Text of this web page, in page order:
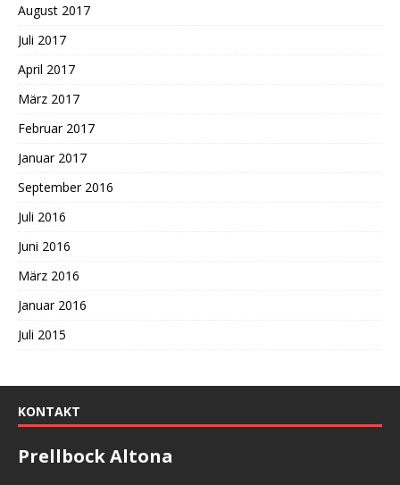
August 2017
Juli 2017
April 2017
März 2017
Februar 2017
Januar 2017
September 2016
Juli 2016
Juni 2016
März 2016
Januar 2016
Juli 2015
KONTAKT
Prellbock Altona